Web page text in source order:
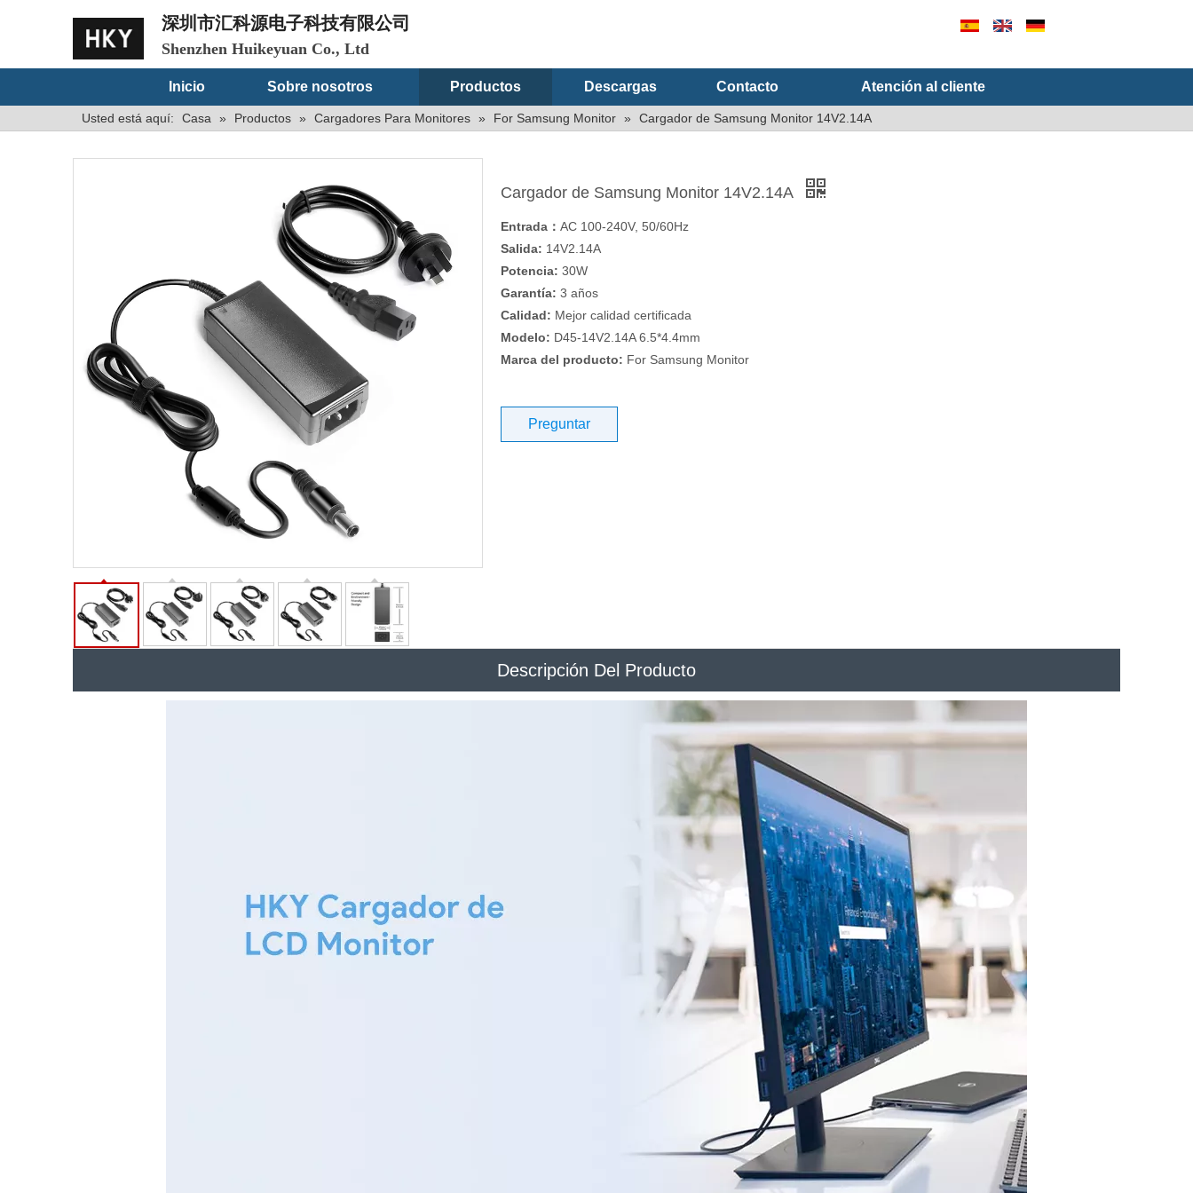
深圳市汇科源电子科技有限公司
Shenzhen Huikeyuan Co., Ltd
Inicio Sobre nosotros Productos Descargas Contacto Atención al cliente
Usted está aquí: Casa » Productos » Cargadores Para Monitores » For Samsung Monitor » Cargador de Samsung Monitor 14V2.14A
Cargador de Samsung Monitor 14V2.14A
Entrada： AC 100-240V, 50/60Hz
Salida: 14V2.14A
Potencia: 30W
Garantía: 3 años
Calidad: Mejor calidad certificada
Modelo: D45-14V2.14A 6.5*4.4mm
Marca del producto: For Samsung Monitor
Preguntar
Descripción Del Producto